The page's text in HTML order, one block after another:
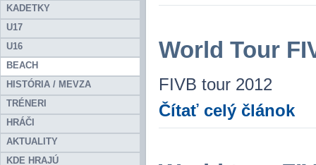
KADETKY
U17
U16
BEACH
HISTÓRIA / MEVZA
TRÉNERI
HRÁČI
AKTUALITY
KDE HRAJÚ
World Tour
FIVB tour 2012
Čítať celý článok